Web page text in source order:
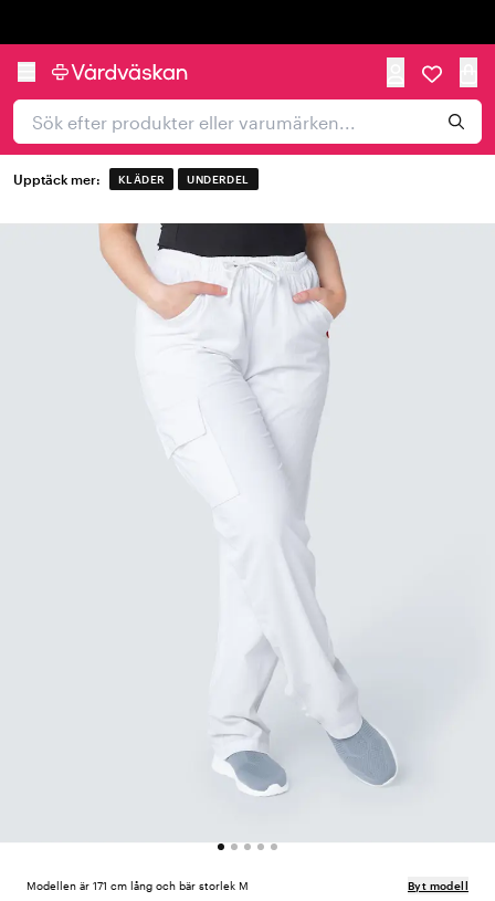
Upptäck mer: KLÄDER UNDERDEL
Modellen är 171 cm lång och bär storlek M Byt modell